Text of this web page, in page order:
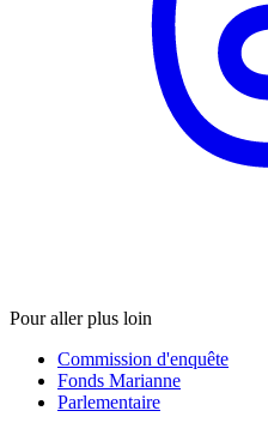
Pour aller plus loin
Commission d'enquête
Fonds Marianne
Parlementaire